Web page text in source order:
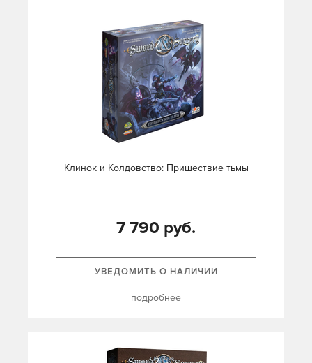
Клинок и Колдовство: Пришествие тьмы
7 790 руб.
УВЕДОМИТЬ О НАЛИЧИИ
подробнее